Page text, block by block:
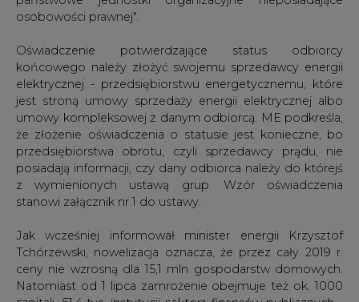
Tchórzewski, nowelizacja oznacza, że przez cały 2019 r.
ceny nie wzrosną dla 15,1 mln gospodarstw domowych.
Natomiast od 1 lipca zamrożenie obejmuje też ok. 1000
szpitali, 61,4 tys. instytucji sektora finansów publicznych -
w tym samorządów, 1,937 mln mikrofirm i 57 tys. małych
firm. Tchórzewski podał też, że gwarantuje, iż dzięki
ustawie wszyscy odbiorcy energii elektrycznej oszczędzą
w ciągu 2019 r. 8 mld zł.
Spółki dystrybuujące energię elektryczną ułatwiają swoim
klientom, m.in. wszystkim małym i średnim
przedsiębiorcom, składanie oświadczeń
potwierdzających uprawnienie do zamrożenia cen energii
elektrycznej. Informacje w tej sprawie rozesłały w piątek
m.in. spółki dystrybucyjne Energi, Tauronu i PGE.
#Energetyka # kraj